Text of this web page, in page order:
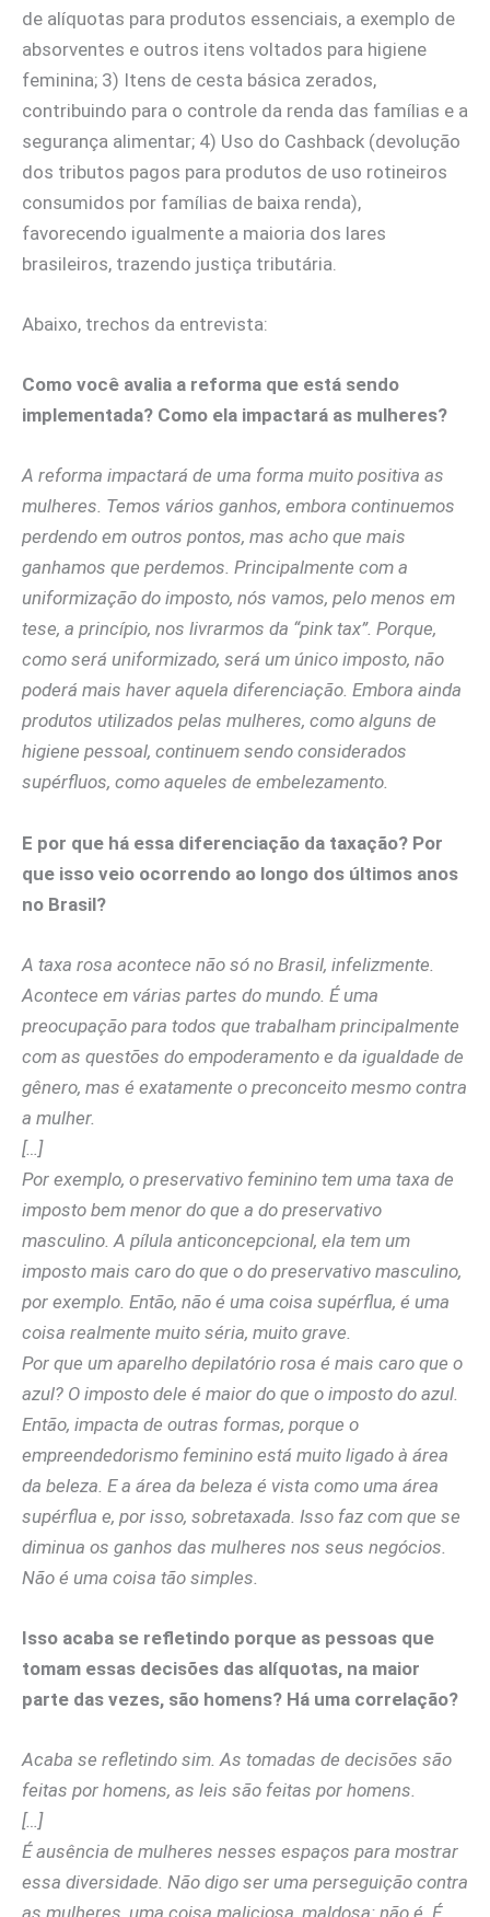
de alíquotas para produtos essenciais, a exemplo de
absorventes e outros itens voltados para higiene
feminina; 3) Itens de cesta básica zerados,
contribuindo para o controle da renda das famílias e a
segurança alimentar; 4) Uso do Cashback (devolução
dos tributos pagos para produtos de uso rotineiros
consumidos por famílias de baixa renda),
favorecendo igualmente a maioria dos lares
brasileiros, trazendo justiça tributária.
Abaixo, trechos da entrevista:
Como você avalia a reforma que está sendo
implementada? Como ela impactará as mulheres?
A reforma impactará de uma forma muito positiva as
mulheres. Temos vários ganhos, embora continuemos
perdendo em outros pontos, mas acho que mais
ganhamos que perdemos. Principalmente com a
uniformização do imposto, nós vamos, pelo menos em
tese, a princípio, nos livrarmos da “pink tax”. Porque,
como será uniformizado, será um único imposto, não
poderá mais haver aquela diferenciação. Embora ainda
produtos utilizados pelas mulheres, como alguns de
higiene pessoal, continuem sendo considerados
supérfluos, como aqueles de embelezamento.
E por que há essa diferenciação da taxação? Por
que isso veio ocorrendo ao longo dos últimos anos
no Brasil?
A taxa rosa acontece não só no Brasil, infelizmente.
Acontece em várias partes do mundo. É uma
preocupação para todos que trabalham principalmente
com as questões do empoderamento e da igualdade de
gênero, mas é exatamente o preconceito mesmo contra
a mulher.
[…]
Por exemplo, o preservativo feminino tem uma taxa de
imposto bem menor do que a do preservativo
masculino. A pílula anticoncepcional, ela tem um
imposto mais caro do que o do preservativo masculino,
por exemplo. Então, não é uma coisa supérflua, é uma
coisa realmente muito séria, muito grave.
Por que um aparelho depilatório rosa é mais caro que o
azul? O imposto dele é maior do que o imposto do azul.
Então, impacta de outras formas, porque o
empreendedorismo feminino está muito ligado à área
da beleza. E a área da beleza é vista como uma área
supérflua e, por isso, sobretaxada. Isso faz com que se
diminua os ganhos das mulheres nos seus negócios.
Não é uma coisa tão simples.
Isso acaba se refletindo porque as pessoas que
tomam essas decisões das alíquotas, na maior
parte das vezes, são homens? Há uma correlação?
Acaba se refletindo sim. As tomadas de decisões são
feitas por homens, as leis são feitas por homens.
[…]
É ausência de mulheres nesses espaços para mostrar
essa diversidade. Não digo ser uma perseguição contra